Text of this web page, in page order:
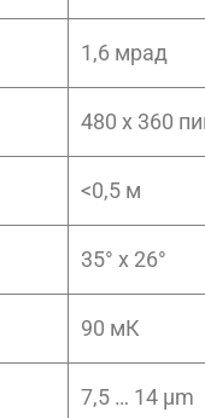
1,6 мрад
480 x 360
<0,5 м
35° x 26°
90 мК
7,5 … 14 µm